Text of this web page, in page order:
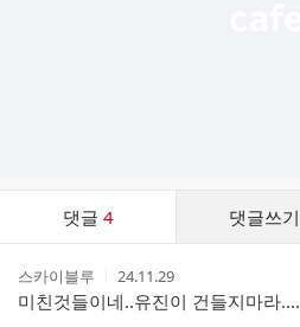
댓글 4 댓글쓰기
작
성
자
스카이블루
작
성
시
24.11.29
미친것들이네..유진이 건들지마라....